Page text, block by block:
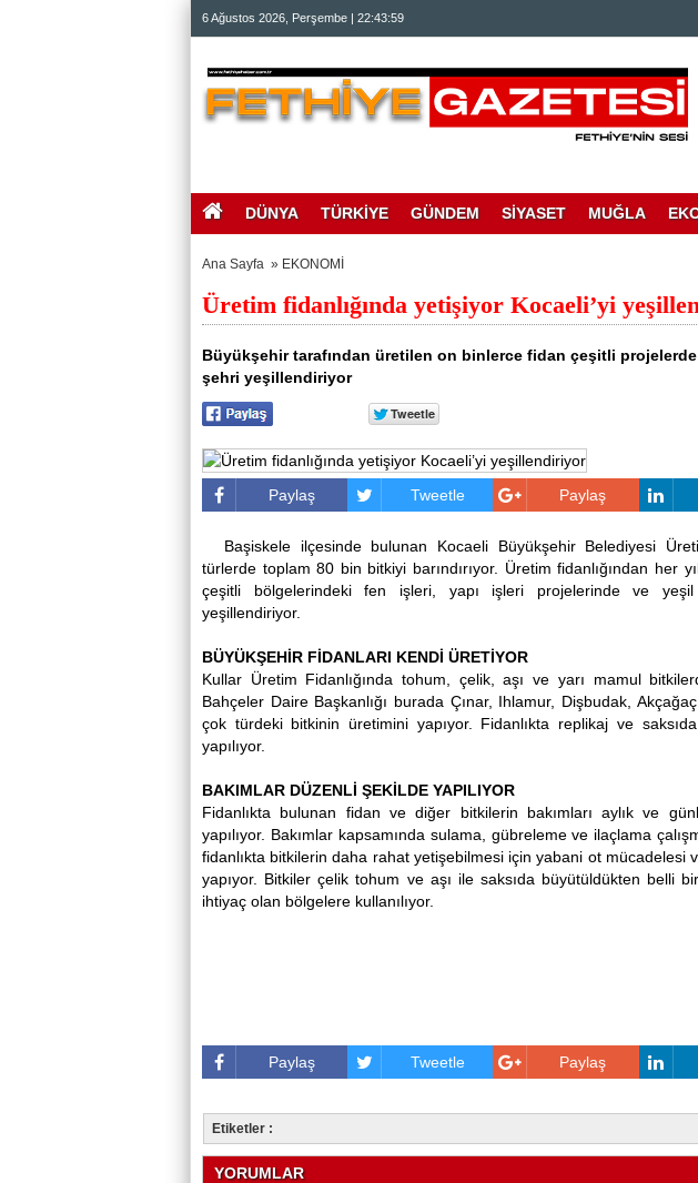
6 Ağustos 2026, Perşembe | 22:43:59
DÜNYA TÜRKİYE GÜNDEM SİYASET MUĞLA
Ana Sayfa » EKONOMİ
Üretim fidanlığında yetişiyor Kocaeli’yi
Büyükşehir tarafından üretilen on binlerce fidan çeşitli
şehri yeşillendiriyor
Paylaş Tweetle Paylaş
Başiskele ilçesinde bulunan Kocaeli Büyükşehir Belediyesi
türlerde toplam 80 bin bitkiyi barındırıyor. Üretim fidanlığından her
çeşitli bölgelerindeki fen işleri, yapı işleri projelerinde ve yeşil
yeşillendiriyor.
BÜYÜKŞEHİR FİDANLARI KENDİ ÜRETİYOR
Kullar Üretim Fidanlığında tohum, çelik, aşı ve yarı mamul
Bahçeler Daire Başkanlığı burada Çınar, Ihlamur, Dişbudak,
çok türdeki bitkinin üretimini yapıyor. Fidanlıkta replikaj ve
yapılıyor.
BAKIMLAR DÜZENLİ ŞEKİLDE YAPILIYOR
Fidanlıkta bulunan fidan ve diğer bitkilerin bakımları aylık ve
yapılıyor. Bakımlar kapsamında sulama, gübreleme ve ilaçlama
fidanlıkta bitkilerin daha rahat yetişebilmesi için yabani ot mücadelesi
yapıyor. Bitkiler çelik tohum ve aşı ile saksıda büyütüldükten belli
ihtiyaç olan bölgelere kullanılıyor.
Paylaş Tweetle Paylaş
Etiketler :
YORUMLAR